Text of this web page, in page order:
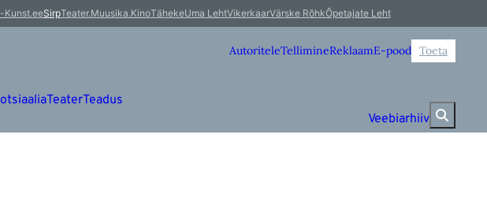
Kunst.eeSirpTeater.Muusika.KinoTähekeUma LehtVikerkaarVärske RõhkÕpetajate Leht
AutoriteleTellimineReklaamE-pood Toeta
TeaterTeadus
Veebiarhiiv